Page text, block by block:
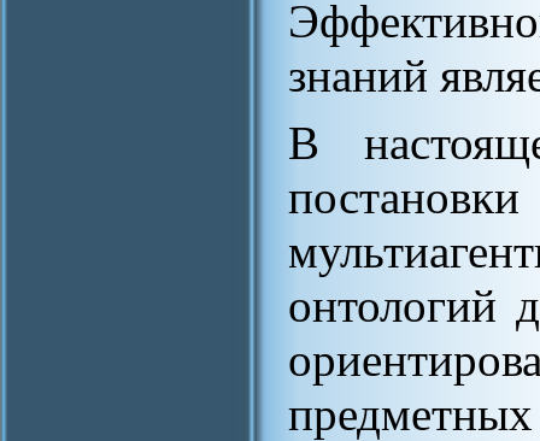
знаний
В
онтологий
предметных